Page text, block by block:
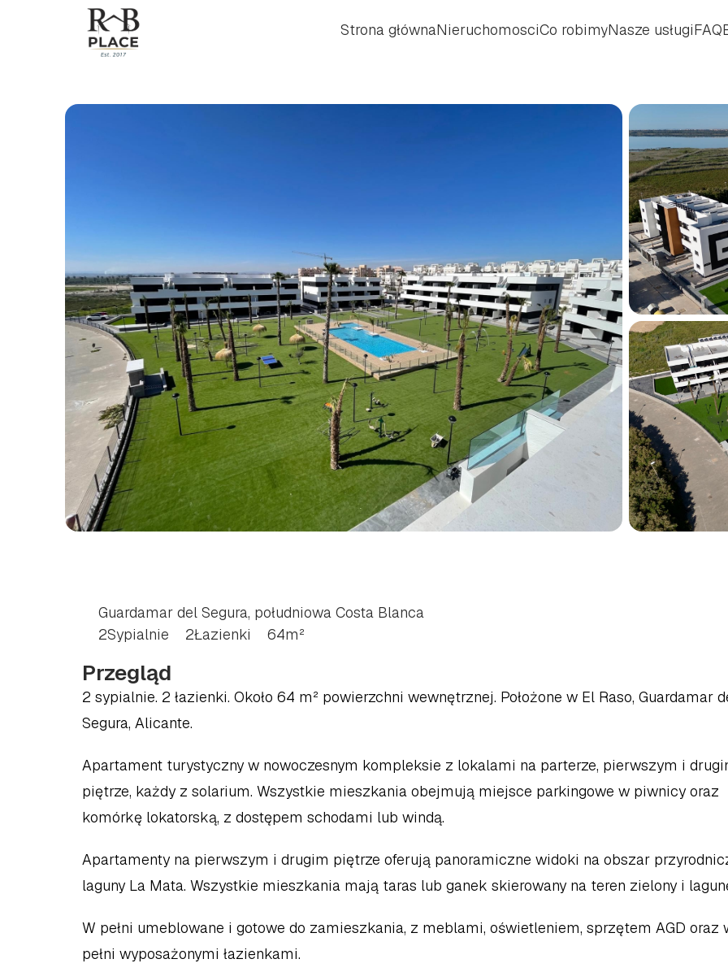
Strona głównaNieruchomosciCo robimyNasze usługiFAQ
Guardamar del Segura, południowa Costa Blanca
2Sypialnie 2Łazienki 64m²
Przegląd
2 sypialnie. 2 łazienki. Około 64 m² powierzchni wewnętrznej. Położone w El Raso, Guardamar
Segura, Alicante.
Apartament turystyczny w nowoczesnym kompleksie z lokalami na parterze, pierwszym i
piętrze, każdy z solarium. Wszystkie mieszkania obejmują miejsce parkingowe w piwnicy oraz
komórkę lokatorską, z dostępem schodami lub windą.
Apartamenty na pierwszym i drugim piętrze oferują panoramiczne widoki na obszar
laguny La Mata. Wszystkie mieszkania mają taras lub ganek skierowany na teren zielony i
W pełni umeblowane i gotowe do zamieszkania, z meblami, oświetleniem, sprzętem AGD oraz
pełni wyposażonymi łazienkami.